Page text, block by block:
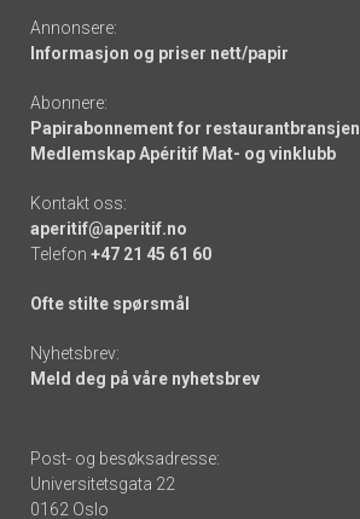
Annonsere:
Informasjon og priser nett/papir
Abonnere:
Papirabonnement for restaurantbransjen
Medlemskap Apéritif Mat- og vinklubb
Kontakt oss:
aperitif@aperitif.no
Telefon +47 21 45 61 60
Ofte stilte spørsmål
Nyhetsbrev:
Meld deg på våre nyhetsbrev
Post- og besøksadresse:
Universitetsgata 22
0162 Oslo